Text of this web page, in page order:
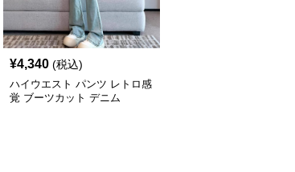
¥4,340 (税込)
ハイウエスト パンツ レトロ感
覚 ブーツカット デニム